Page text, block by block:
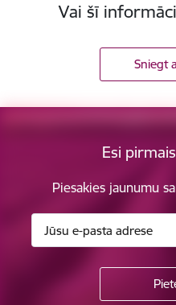
Vai šī
Sniegt
Esi
Piesakies jaunumu